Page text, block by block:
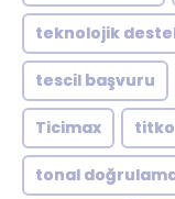
teknolojik
tescil başvuru
Ticimax
tonal